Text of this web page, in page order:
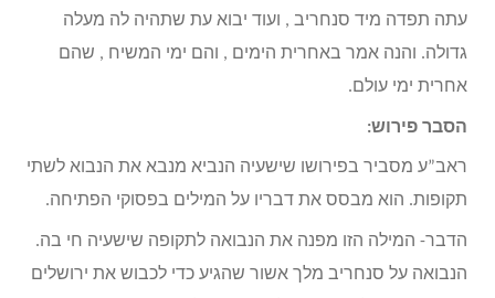
עתה תפדה מיד סנחריב , ועוד יבוא עת שתהיה לה מעלה
גדולה. והנה אמר באחרית הימים , והם ימי המשיח , שהם
אחרית ימי עולם.
הסבר פירוש:
ראב”ע מסביר בפירושו שישעיה הנביא מנבא את הנבוא לשתי
תקופות. הוא מבסס את דבריו על המילים בפסוקי הפתיחה.
הדבר- המילה הזו מפנה את הנבואה לתקופה שישעיה חי בה.
הנבואה על סנחריב מלך אשור שהגיע כדי לכבוש את ירושלים